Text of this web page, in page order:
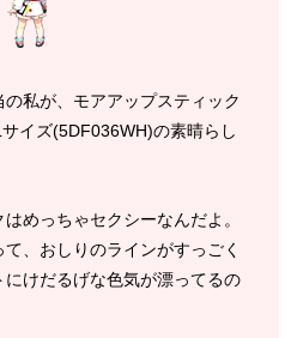
私が、モアアップスティック
イズ(5DF036WH)の素晴らし
めっちゃセクシーなんだよ。
、おしりのラインがすっごく
けだるげな色気が漂ってるの